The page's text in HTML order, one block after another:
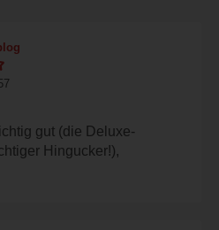
gut (die Deluxe-
Hingucker!),